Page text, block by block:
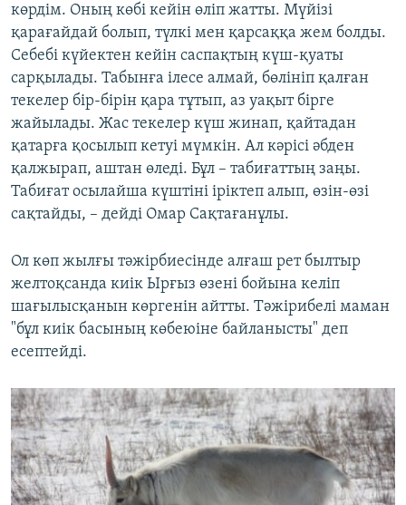
көрдім. Оның көбі кейін өліп жатты. Мүйізі
қарағайдай болып, түлкі мен қарсаққа жем болды.
Себебі күйектен кейін саспақтың күш-қуаты
сарқылады. Табынға ілесе алмай, бөлініп қалған
текелер бір-бірін қара тұтып, аз уақыт бірге
жайылады. Жас текелер күш жинап, қайтадан
қатарға қосылып кетуі мүмкін. Ал кәрісі әбден
қалжырап, аштан өледі. Бұл – табиғаттың заңы.
Табиғат осылайша күштіні іріктеп алып, өзін-өзі
сақтайды, – дейді Омар Сақтағанұлы.
Ол көп жылғы тәжірбиесінде алғаш рет былтыр
желтоқсанда киік Ырғыз өзені бойына келіп
шағылысқанын көргенін айтты. Тәжірибелі маман
"бұл киік басының көбеюіне байланысты" деп
есептейді.